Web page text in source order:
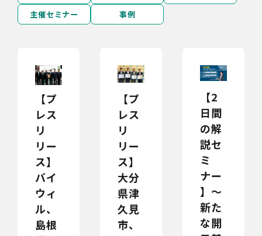
主催セミナー
事例
【プ
レス
リ
リー
ス】
バイ
ウィ
ル、
島根
【プ
レス
リ
リー
ス】
大分
県津
久見
市、
【2
日間
の解
説セ
ミ
ナー
】～
新た
な開